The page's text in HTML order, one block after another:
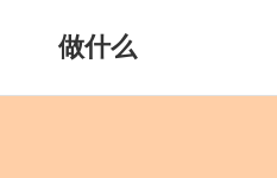
做什么